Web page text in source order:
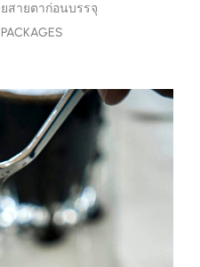
สายตาก่อนบรรจุ